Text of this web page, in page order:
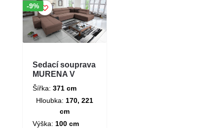
Sleva!
-9%
Sedací souprava
MURENA V
Šířka: 371 cm
Hloubka: 170, 221
cm
Výška: 100 cm